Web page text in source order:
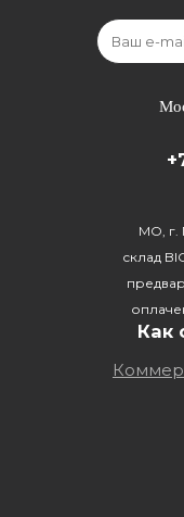
МО, г.
склад
Как